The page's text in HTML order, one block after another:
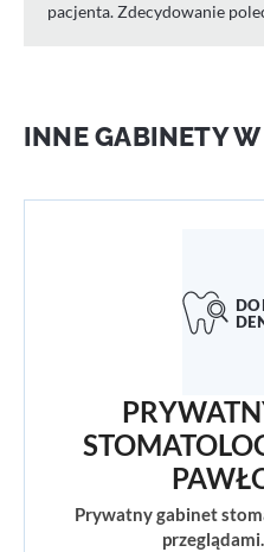
pacjenta. Zdecydowanie
INNE GABINETY
Prywatny gabinet